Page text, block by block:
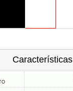
Características